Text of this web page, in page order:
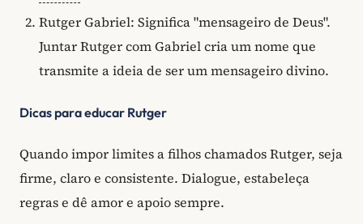
Rutger Gabriel: Significa "mensageiro de Deus".
Juntar Rutger com Gabriel cria um nome que
transmite a ideia de ser um mensageiro divino.
Dicas para educar Rutger
Quando impor limites a filhos chamados Rutger, seja
firme, claro e consistente. Dialogue, estabeleça
regras e dê amor e apoio sempre.